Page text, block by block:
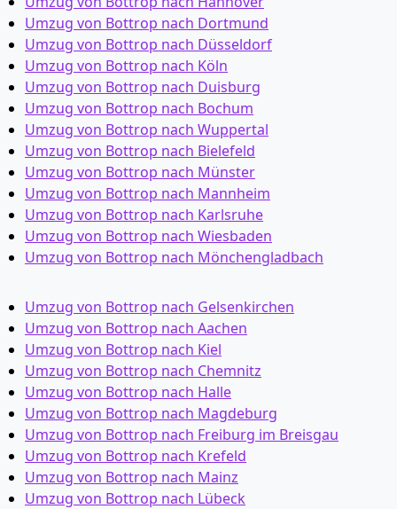
Umzug von Bottrop nach Dortmund
Umzug von Bottrop nach Düsseldorf
Umzug von Bottrop nach Köln
Umzug von Bottrop nach Duisburg
Umzug von Bottrop nach Bochum
Umzug von Bottrop nach Wuppertal
Umzug von Bottrop nach Bielefeld
Umzug von Bottrop nach Münster
Umzug von Bottrop nach Mannheim
Umzug von Bottrop nach Karlsruhe
Umzug von Bottrop nach Wiesbaden
Umzug von Bottrop nach Mönchen­gladbach
Umzug von Bottrop nach Gelsenkirchen
Umzug von Bottrop nach Aachen
Umzug von Bottrop nach Kiel
Umzug von Bottrop nach Chemnitz
Umzug von Bottrop nach Halle
Umzug von Bottrop nach Magdeburg
Umzug von Bottrop nach Freiburg im Breisgau
Umzug von Bottrop nach Krefeld
Umzug von Bottrop nach Mainz
Umzug von Bottrop nach Lübeck